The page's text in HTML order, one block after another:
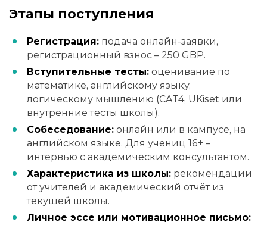
Этапы поступления
Регистрация: подача онлайн-заявки,
регистрационный взнос – 250 GBP.
Вступительные тесты: оценивание по
математике, английскому языку,
логическому мышлению (CAT4, UKiset или
внутренние тесты школы).
Собеседование: онлайн или в кампусе, на
английском языке. Для учениц 16+ –
интервью с академическим консультантом.
Характеристика из школы: рекомендации
от учителей и академический отчёт из
текущей школы.
Личное эссе или мотивационное письмо: